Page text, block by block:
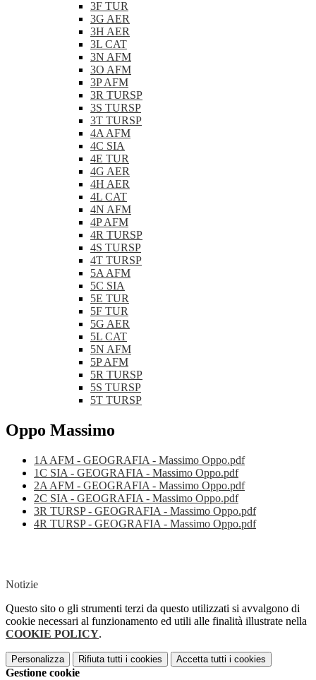
3F TUR
3G AER
3H AER
3L CAT
3N AFM
3O AFM
3P AFM
3R TURSP
3S TURSP
3T TURSP
4A AFM
4C SIA
4E TUR
4G AER
4H AER
4L CAT
4N AFM
4P AFM
4R TURSP
4S TURSP
4T TURSP
5A AFM
5C SIA
5E TUR
5F TUR
5G AER
5L CAT
5N AFM
5P AFM
5R TURSP
5S TURSP
5T TURSP
Oppo Massimo
1A AFM - GEOGRAFIA - Massimo Oppo.pdf
1C SIA - GEOGRAFIA - Massimo Oppo.pdf
2A AFM - GEOGRAFIA - Massimo Oppo.pdf
2C SIA - GEOGRAFIA - Massimo Oppo.pdf
3R TURSP - GEOGRAFIA - Massimo Oppo.pdf
4R TURSP - GEOGRAFIA - Massimo Oppo.pdf
Notizie
Questo sito o gli strumenti terzi da questo utilizzati si avvalgono di
cookie necessari al funzionamento ed utili alle finalità illustrate nella
COOKIE POLICY.
Personalizza Rifiuta tutti i cookies Accetta tutti i cookies
Gestione cookie